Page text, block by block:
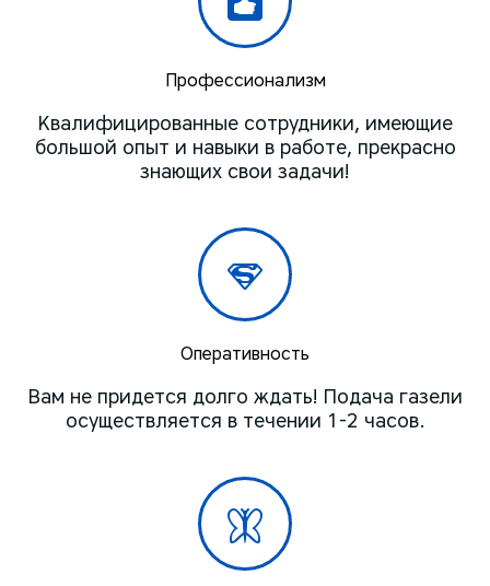
Профессионализм
Квалифицированные сотрудники, имеющие
большой опыт и навыки в работе, прекрасно
знающих свои задачи!
Оперативность
Вам не придется долго ждать! Подача газели
осуществляется в течении 1-2 часов.